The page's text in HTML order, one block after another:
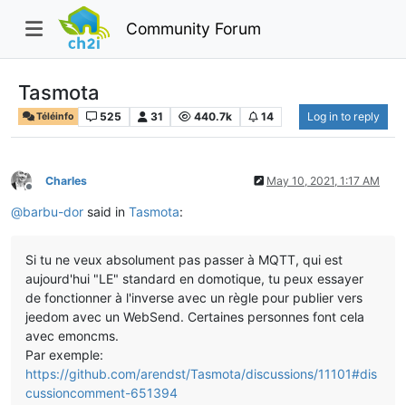
Community Forum
Tasmota
Téléinfo 525 31 440.7k 14 Log in to reply
Offline
Charles May 10, 2021, 1:17 AM
@barbu-dor said in Tasmota:
Si tu ne veux absolument pas passer à MQTT, qui est
aujourd'hui "LE" standard en domotique, tu peux essayer
de fonctionner à l'inverse avec un règle pour publier vers
jeedom avec un WebSend. Certaines personnes font cela
avec emoncms.
Par exemple:
https://github.com/arendst/Tasmota/discussions/11101#dis
cussioncomment-651394